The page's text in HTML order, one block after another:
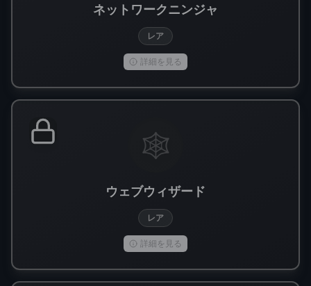
ネットワークニンジャ
レア
詳細を見る
🕸️
ウェブウィザード
レア
詳細を見る